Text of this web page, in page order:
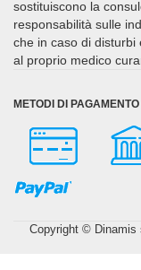
sostituiscono la
responsabilità sulle
che in caso di
al proprio medico
METODI DI
Copyright © Dinamis